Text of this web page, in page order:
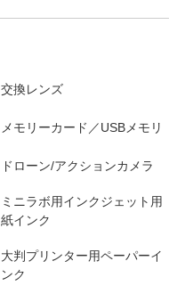
交換レンズ
メモリーカード／USBメモリ
ドローン/アクションカメラ
ミニラボ用インクジェット用
紙インク
大判プリンター用ペーパーイ
ンク